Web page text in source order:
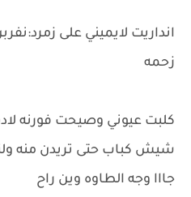
انداريت لايميني على
زحمه
كلبت عيوني وصيحت فورنه
شيش كباب حتى تريدن منه
جااا وجه الطاوه وين راح